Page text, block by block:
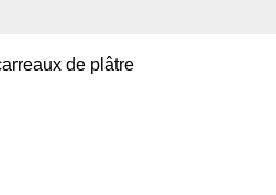
de plâtre